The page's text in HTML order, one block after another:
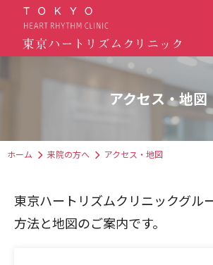
アクセス・地図
ホーム 来院の方へ アクセス・地図
東京ハートリズムクリニックグル
方法と地図のご案内です。